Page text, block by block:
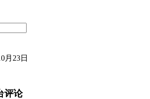
月23日
评论